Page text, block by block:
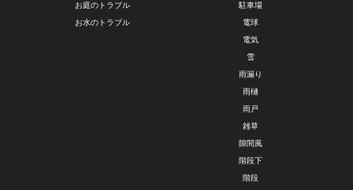
お庭のトラブル
お水のトラブル
駐車場
電球
電気
雪
雨漏り
雨樋
雨戸
雑草
隙間風
階段下
階段